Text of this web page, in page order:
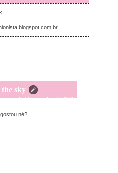
sky
segunda-feira, outubro 14, 2013
né?